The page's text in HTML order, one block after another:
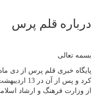
درباره قلم پرس
بسمه تعالی
از وزارت فرهنگ و ارشاد